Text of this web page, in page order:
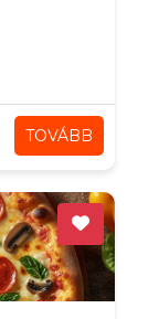
TOVÁBB